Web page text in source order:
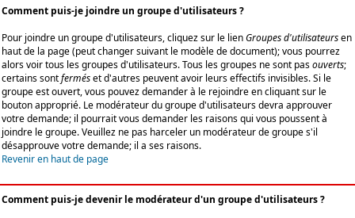
Comment puis-je joindre un groupe d'utilisateurs ?
Pour joindre un groupe d'utilisateurs, cliquez sur le lienGroupes d'utilisateursen
haut de la page (peut changer suivant le modèle de document); vous pourrez
alors voir tous les groupes d'utilisateurs. Tous les groupes ne sont pasouverts;
certains sontferméset d'autres peuvent avoir leurs effectifs invisibles. Si le
groupe est ouvert, vous pouvez demander à le rejoindre en cliquant sur le
bouton approprié. Le modérateur du groupe d'utilisateurs devra approuver
votre demande; il pourrait vous demander les raisons qui vous poussent à
joindre le groupe. Veuillez ne pas harceler un modérateur de groupe s'il
désapprouve votre demande; il a ses raisons.
Revenir en haut de page
Comment puis-je devenir le modérateur d'un groupe d'utilisateurs ?